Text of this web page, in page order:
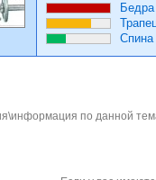
Спина
по данной